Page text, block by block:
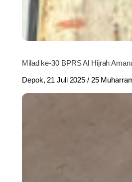
Milad ke-30 BPRS Al Hijrah
Depok, 21 Juli 2025 / 25